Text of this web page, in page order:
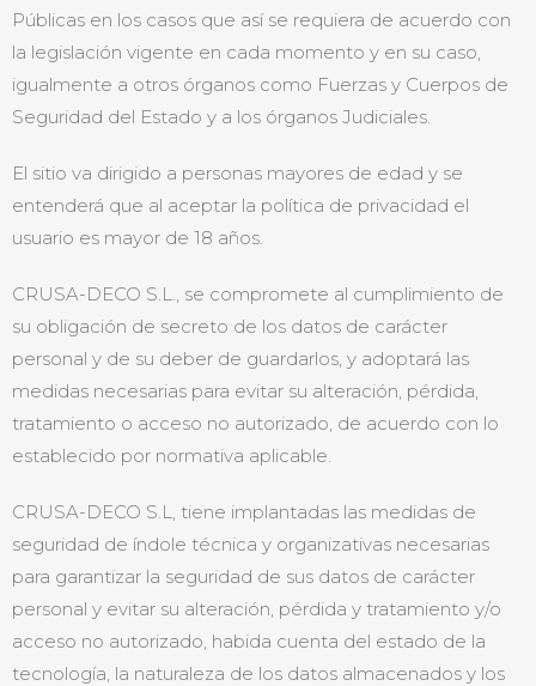
Públicas en los casos que así se requiera de acuerdo con
la legislación vigente en cada momento y en su caso,
igualmente a otros órganos como Fuerzas y Cuerpos de
Seguridad del Estado y a los órganos Judiciales.
El sitio va dirigido a personas mayores de edad y se
entenderá que al aceptar la política de privacidad el
usuario es mayor de 18 años.
CRUSA-DECO S.L., se compromete al cumplimiento de
su obligación de secreto de los datos de carácter
personal y de su deber de guardarlos, y adoptará las
medidas necesarias para evitar su alteración, pérdida,
tratamiento o acceso no autorizado, de acuerdo con lo
establecido por normativa aplicable.
CRUSA-DECO S.L, tiene implantadas las medidas de
seguridad de índole técnica y organizativas necesarias
para garantizar la seguridad de sus datos de carácter
personal y evitar su alteración, pérdida y tratamiento y/o
acceso no autorizado, habida cuenta del estado de la
tecnología, la naturaleza de los datos almacenados y los